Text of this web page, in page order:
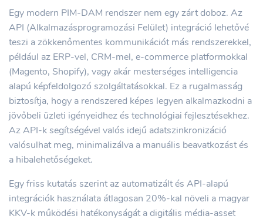
Egy modern PIM-DAM rendszer nem egy zárt doboz. Az
API (Alkalmazásprogramozási Felület) integráció lehetővé
teszi a zökkenőmentes kommunikációt más rendszerekkel,
például az ERP-vel, CRM-mel, e-commerce platformokkal
(Magento, Shopify), vagy akár mesterséges intelligencia
alapú képfeldolgozó szolgáltatásokkal. Ez a rugalmasság
biztosítja, hogy a rendszered képes legyen alkalmazkodni a
jövőbeli üzleti igényeidhez és technológiai fejlesztésekhez.
Az API-k segítségével valós idejű adatszinkronizáció
valósulhat meg, minimalizálva a manuális beavatkozást és
a hibalehetőségeket.
Egy friss kutatás szerint az automatizált és API-alapú
integrációk használata átlagosan 20%-kal növeli a magyar
KKV-k működési hatékonyságát a digitális média-asset